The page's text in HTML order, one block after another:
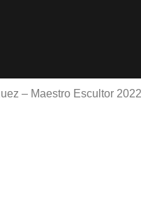
– Maestro Escultor